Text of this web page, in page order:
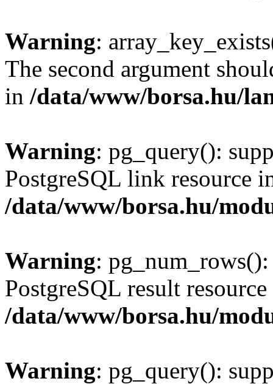
Warning:
The second argument
in /data/www/borsa.hu/
Warning: pg_query():
PostgreSQL link resource
/data/www/borsa.hu/
Warning:
PostgreSQL result
/data/www/borsa.hu/
Warning: pg_query():